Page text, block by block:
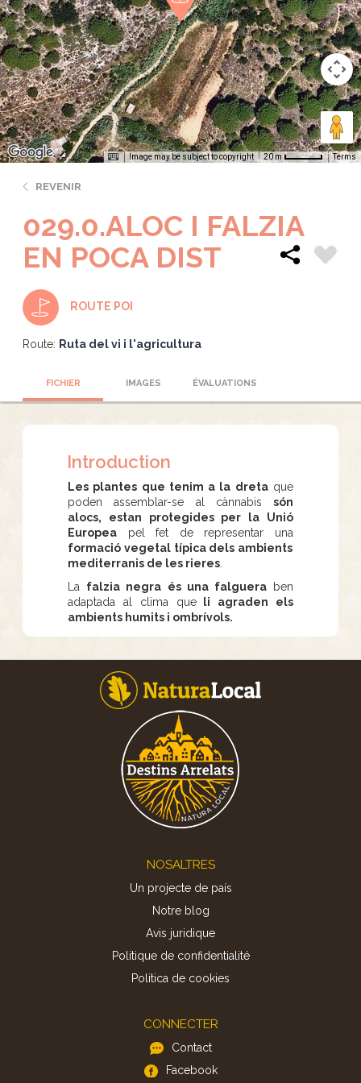
Image may be subject to copyright 20 m Terms
REVENIR
029.0.ALOC I FALZIA
EN POCA DIST
ROUTE POI
Route: Ruta del vi i l'agricultura
FICHIER IMAGES ÉVALUATIONS
Introduction
Les plantes que tenim a la dretaque
poden assemblar-se al cànnabis són
alocs, estan protegides per la Unió
Europea pel fet de representar una
formació vegetal típica dels ambients
mediterranis de les rieres
La falzia negra és una falgueraben
adaptada al clima queli agraden els
ambients humits i ombrívols.
NOSALTRES
Un projecte de país
Notre blog
Avis juridique
Politique de confidentialité
Politica de cookies
CONNECTER
Contact
Facebook